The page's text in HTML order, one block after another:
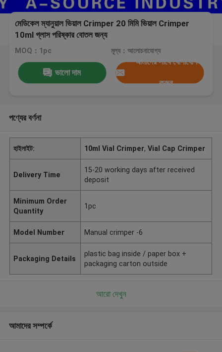
মেডিকেল ম্যানুয়াল ভিয়াল Crimper 20 মিমি ভিয়াল Crimper
10ml গ্লাস পরিষ্কার বোতল জন্য
MOQ：1pc মূল্য：আলোচনাযোগ্য
ভালো দাম
আমাদের সাথে যোগাযোগ
করুন
পণ্যের বর্ণনা
হাইলাইট: 10ml Vial Crimper,Vial Cap Crimper
Delivery Time
15-20 working days after received
deposit
Minimum Order
Quantity
1pc
Model Number Manual crimper -6
Packaging Details
plastic bag inside / paper box +
packaging carton outside
আরো দেখুন
আমাদের সম্পর্কে